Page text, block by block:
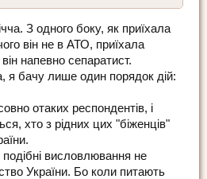
З одного боку, як приїхала
він не в АТО, приїхала
напевно сепаратист.
я бачу лише один порядок дій:
отаких респондентів, і
хто з рідних цих "біженців"
висловлювання не
України. Бо коли питають